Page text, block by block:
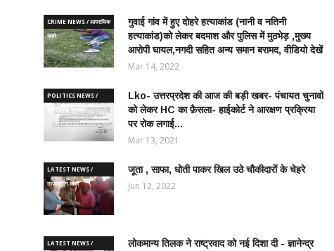
CRIME NEWS / आपराधिक
ख़बरे
गुवाई गांव में हुए दोहरे हत्याकांड (नानी व नतिनी
हत्याकांड)को लेकर बदमाश और पुलिस में मुठभेड़ ,मुख्य
आरोपी घायल,नगदी सहित अन्य समान बरामद, वीडियो देखें
Mar 14, 2022
POLITICS NEWS /
राजनीतिक समाचार
Lko- उत्तरप्रदेश की आज की बड़ी खबर- पंचायत चुनावों
को लेकर HC का फ़ैसला- हाईकोर्ट ने आरक्षण प्रक्रिया
पर रोक लगाई...
Mar 13, 2021
LATEST NEWS /
ताज़ातरीन खबरें
जूता , साफा, धोती पाकर खिल उठे चौकीदारों के चेहरे
Jun 12, 2022
LATEST NEWS /
लोकमान्य तिलक ने राष्ट्रवाद को नई दिशा दी - ज्ञानेन्द्र